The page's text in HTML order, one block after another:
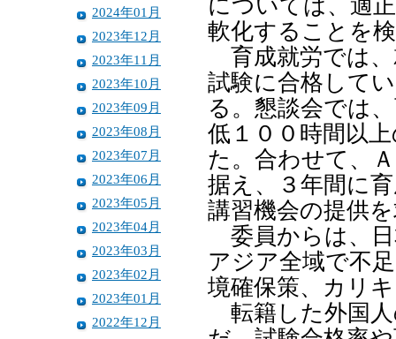
2024年01月
2023年12月
2023年11月
2023年10月
2023年09月
2023年08月
2023年07月
2023年06月
2023年05月
2023年04月
2023年03月
2023年02月
2023年01月
2022年12月
については、適
軟化することを
育成就労では、
試験に合格して
る。懇談会では
低１００時間以
た。合わせて、
据え、３年間に
講習機会の提供
委員からは、日
アジア全域で不
境確保策、カリ
転籍した外国人